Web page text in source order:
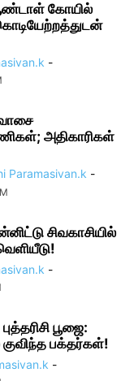
ஆண்டாள் கோயில்
-
அதிகாரிகள்
Paramasivan.k -
சிவகாசியில்
-
பூஜை:
பக்தர்கள்!
-